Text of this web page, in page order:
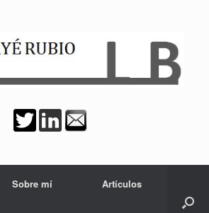
Sobre mí Artículos